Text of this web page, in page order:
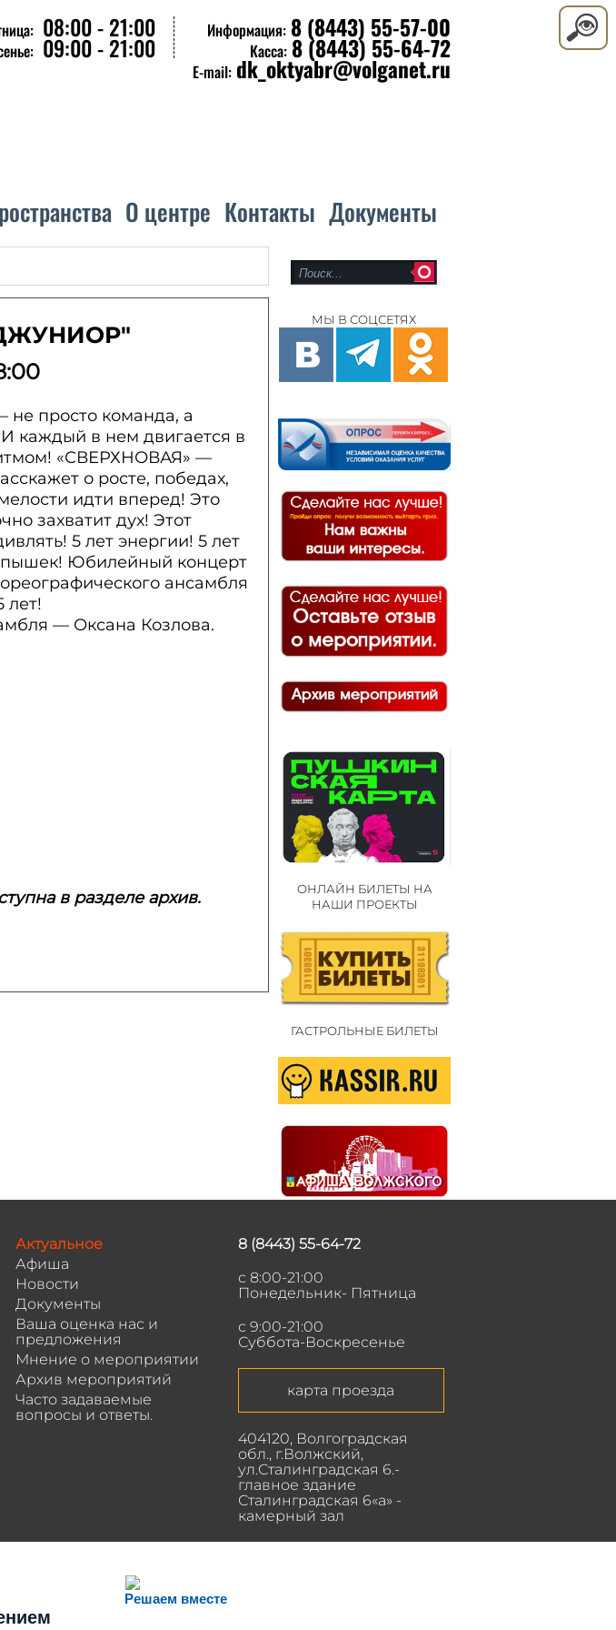
Информация: 8 (8443) 55-57-00
Касса: 8 (8443) 55-64-72
E-mail: dk_oktyabr@volganet.ru
08:00 - 21:00
09:00 - 21:00
О центре Контакты Документы
МЫ В СОЦСЕТЯХ
ОНЛАЙН БИЛЕТЫ НА
НАШИ ПРОЕКТЫ
ГАСТРОЛЬНЫЕ БИЛЕТЫ
просто команда, а
каждый в нем двигается в
«СВЕРХНОВАЯ» —
о росте, победах,
идти вперед! Это
захватит дух! Этот
5 лет энергии! 5 лет
Юбилейный концерт
ансамбля
— Оксана Козлова.
в разделе архив.
Актуальное
Афиша
Новости
Документы
Ваша оценка нас и
предложения
Мнение о мероприятии
Архив мероприятий
Часто задаваемые
вопросы и ответы.
8 (8443) 55-64-72
с 8:00-21:00
Понедельник- Пятница
с 9:00-21:00
Суббота-Воскресенье
карта проезда
404120, Волгоградская
обл., г.Волжский,
ул.Сталинградская 6.-
главное здание
Сталинградская 6«а» -
камерный зал
Решаем вместе